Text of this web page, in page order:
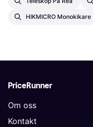
HIKMICRO Monokikare
PriceRunner
Om oss
Kontakt